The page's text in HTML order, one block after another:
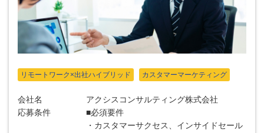
リモートワーク×出社ハイブリッド カスタマーマーケティング
会社名
アクシスコンサルティング株式会社
応募条件
■必須要件
・カスタマーサクセス、インサイドセール